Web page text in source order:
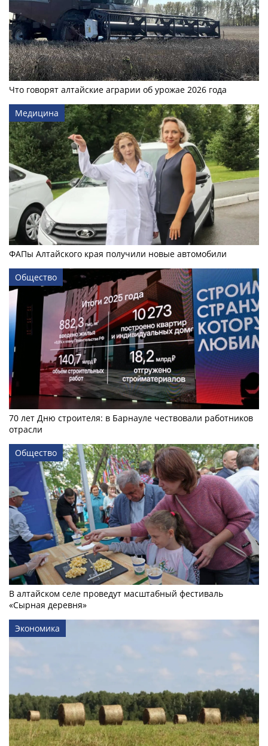
Что говорят алтайские аграрии об урожае 2026 года
Медицина
ФАПы Алтайского края получили новые автомобили
Общество
70 лет Дню строителя: в Барнауле чествовали работников
отрасли
Общество
В алтайском селе проведут масштабный фестиваль
«Сырная деревня»
Экономика